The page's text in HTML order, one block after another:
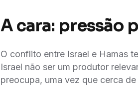
A cara: pressão
O conflito entre Israel e Hamas
Israel não ser um produtor
preocupa, uma vez que cerca